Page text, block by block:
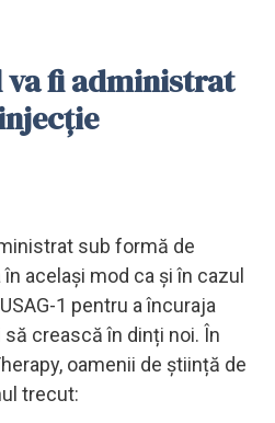
fi administrat
sub formă de
același mod ca și în cazul
1 pentru a încuraja
crească în dinți noi. În
oamenii de știință de
trecut: